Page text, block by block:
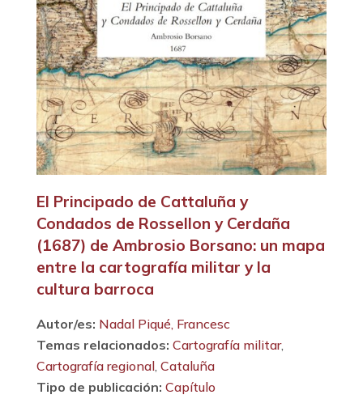
El Principado de Cattaluña y
Condados de Rossellon y Cerdaña
(1687) de Ambrosio Borsano: un mapa
entre la cartografía militar y la
cultura barroca
Autor/es: Nadal Piqué, Francesc
Temas relacionados: Cartografía militar,
Cartografía regional, Cataluña
Tipo de publicación: Capítulo